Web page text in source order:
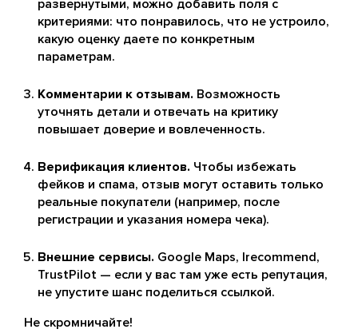
развернутыми, можно добавить поля с
критериями: что понравилось, что не устроило,
какую оценку даете по конкретным
параметрам.
Комментарии к отзывам. Возможность
уточнять детали и отвечать на критику
повышает доверие и вовлеченность.
Верификация клиентов. Чтобы избежать
фейков и спама, отзыв могут оставить только
реальные покупатели (например, после
регистрации и указания номера чека).
Внешние сервисы. Google Maps, Irecommend,
TrustPilot — если у вас там уже есть репутация,
не упустите шанс поделиться ссылкой.
Не скромничайте!